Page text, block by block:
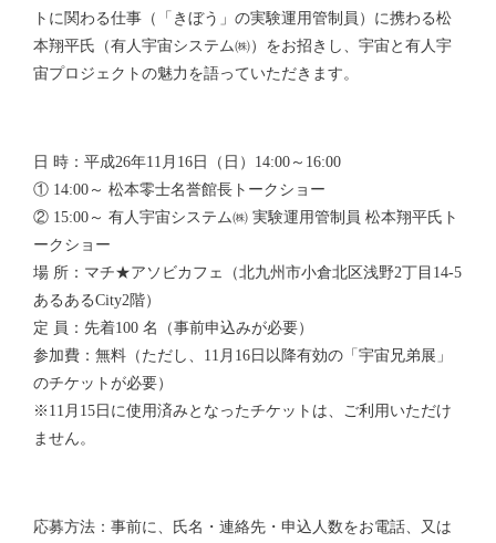
トに関わる仕事（「きぼう」の実験運用管制員）に携わる松
本翔平氏（有人宇宙システム㈱）をお招きし、宇宙と有人宇
宙プロジェクトの魅力を語っていただきます。
日 時：平成26年11月16日（日）14:00～16:00
① 14:00～ 松本零士名誉館長トークショー
② 15:00～ 有人宇宙システム㈱ 実験運用管制員 松本翔平氏ト
ークショー
場 所：マチ★アソビカフェ（北九州市小倉北区浅野2丁目14-5
あるあるCity2階）
定 員：先着100 名（事前申込みが必要）
参加費：無料（ただし、11月16日以降有効の「宇宙兄弟展」
のチケットが必要）
※11月15日に使用済みとなったチケットは、ご利用いただけ
ません。
応募方法：事前に、氏名・連絡先・申込人数をお電話、又は